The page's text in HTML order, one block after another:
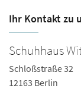
Ihr Kontakt zu
Schuhhaus
Schloßstraße 32
12163 Berlin